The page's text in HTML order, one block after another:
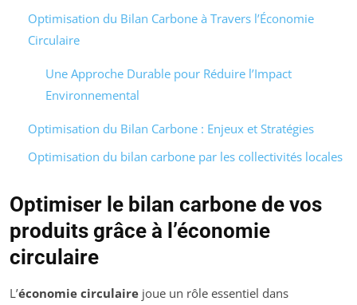
Optimisation du Bilan Carbone à Travers l’Économie
Circulaire
Une Approche Durable pour Réduire l’Impact
Environnemental
Optimisation du Bilan Carbone : Enjeux et Stratégies
Optimisation du bilan carbone par les collectivités locales
Optimiser le bilan carbone de vos
produits grâce à l’économie
circulaire
L’économie circulaire joue un rôle essentiel dans